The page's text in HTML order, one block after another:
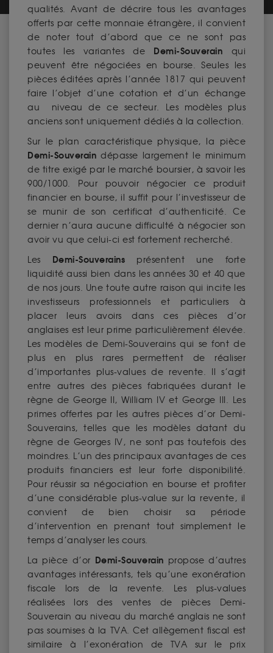
qualités. Avant de décrire tous les avantages
offerts par cette monnaie étrangère, il convient
de noter tout d’abord que ce ne sont pas
toutes les variantes de
Demi-Souverain qui
peuvent être négociées en bourse. Seules les
pièces éditées après l’année 1817 qui peuvent
faire l’objet d’une cotation et d’un échange
au niveau de ce secteur. Les modèles plus
anciens sont uniquement dédiés à la collection.
Sur le plan caractéristique physique, la pièce
Demi-Souverain dépasse largement le minimum
de titre exigé par le marché boursier, à savoir les
900/1000. Pour pouvoir négocier ce produit
financier en bourse, il suffit pour l’investisseur de
se munir de son certificat d’authenticité. Ce
dernier n’aura aucune difficulté à négocier son
avoir vu que celui-ci est fortement recherché.
Les
Demi-Souverains présentent une forte
liquidité aussi bien dans les années 30 et 40 que
de nos jours. Une toute autre raison qui incite les
investisseurs professionnels et particuliers à
placer leurs avoirs dans ces pièces d’or
anglaises est leur prime particulièrement élevée.
Les modèles de Demi-Souverains qui se font de
plus en plus rares permettent de réaliser
d’importantes plus-values de revente. Il s’agit
entre autres des pièces fabriquées durant le
règne de George II, William IV et George III. Les
primes offertes par les autres pièces d’or Demi-
Souverains, telles que les modèles datant du
règne de Georges IV, ne sont pas toutefois des
moindres. L’un des principaux avantages de ces
produits financiers est leur forte disponibilité.
Pour réussir sa négociation en bourse et profiter
d’une considérable plus-value sur la revente, il
convient de bien choisir sa période
d’intervention en prenant tout simplement le
temps d’analyser les cours.
La pièce d’or
Demi-Souverain propose d’autres
avantages intéressants, tels qu’une exonération
fiscale lors de la revente. Les plus-values
réalisées lors des ventes de pièces Demi-
Souverain au niveau du marché anglais ne sont
pas soumises à la TVA. Cet allègement fiscal est
similaire à l’exonération de TVA sur le prix